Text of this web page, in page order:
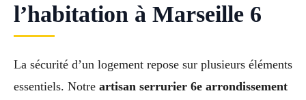
l’habitation à Marseille 6
La sécurité d’un logement repose sur plusieurs éléments
essentiels. Notre artisan serrurier 6e arrondissement